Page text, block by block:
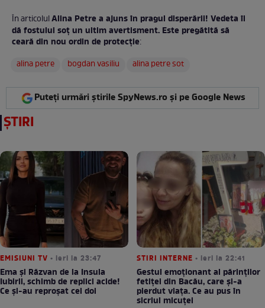
În articolulAlina Petre a ajuns în pragul disperării! Vedeta îi
dă fostului soț un ultim avertisment. Este pregătită să
ceară din nou ordin de protecție:
alina petre
bogdan vasiliu alina petre sot
Puteți urmări știrile SpyNews.ro și pe Google News
ȘTIRI
EMISIUNI TV • ieri la 23:47
Ema și Răzvan de la Insula
Iubirii, schimb de replici acide!
Ce și-au reproșat cei doi
STIRI INTERNE • ieri la 22:41
Gestul emoționant al părinților
fetiței din Bacău, care și-a
pierdut viața. Ce au pus în
sicriul micuței